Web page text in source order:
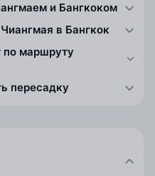
и Бангкоком
в Бангкок
по маршруту
пересадку